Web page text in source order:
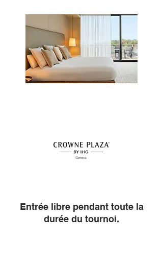
Entrée libre pendant toute la
durée du tournoi.